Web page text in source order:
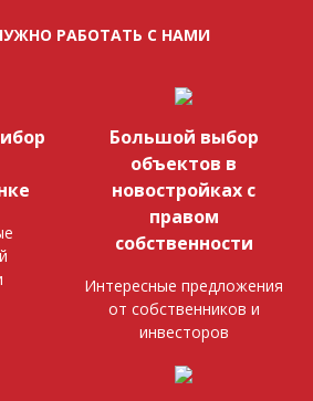
РАБОТАТЬ С НАМИ
Большой выбор
объектов в
новостройках с
правом
собственности
Интересные предложения
от собственников и
инвесторов